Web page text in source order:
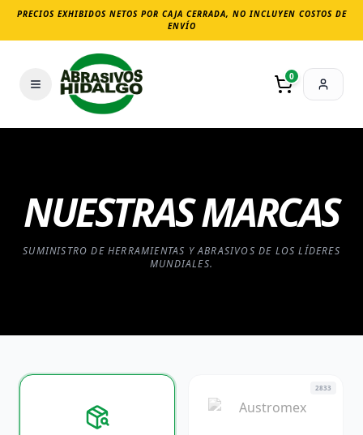
PRECIOS EXHIBIDOS NETOS POR CAJA CERRADA, NO INCLUYEN COSTOS DE
ENVÍO
0
NUESTRAS MARCAS
SUMINISTRO DE HERRAMIENTAS Y ABRASIVOS DE LOS LÍDERES
MUNDIALES.
2833